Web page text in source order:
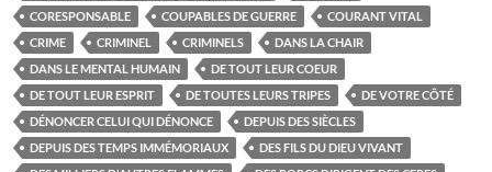
CORESPONSABLE
COUPABLES DE GUERRE
COURANT VITAL
CRIME
CRIMINEL CRIMINELS
DANS LA CHAIR
DANS LE MENTAL HUMAIN
DE TOUT LEUR COEUR
DE TOUT LEUR ESPRIT
DE TOUTES LEURS TRIPES
DE VOTRE CÔTÉ
DÉNONCER CELUI QUI DÉNONCE
DEPUIS DES SIÈCLES
DEPUIS DES TEMPS IMMÉMORIAUX
DES FILS DU DIEU VIVANT